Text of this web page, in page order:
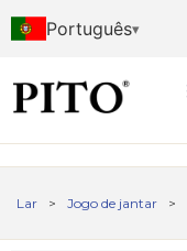
Português
Lar > Jogo de jantar >